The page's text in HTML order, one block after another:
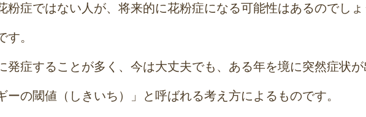
粉症ではない人が、将来的に花粉症になる可能性はあるのでし
。
発症することが多く、今は大丈夫でも、ある年を境に突然症状
ーの閾値（しきいち）」と呼ばれる考え方によるものです。